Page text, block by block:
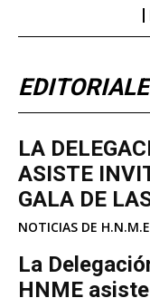
LA
ASISTE
GALA DE
NOTICIAS DE
La
HNME